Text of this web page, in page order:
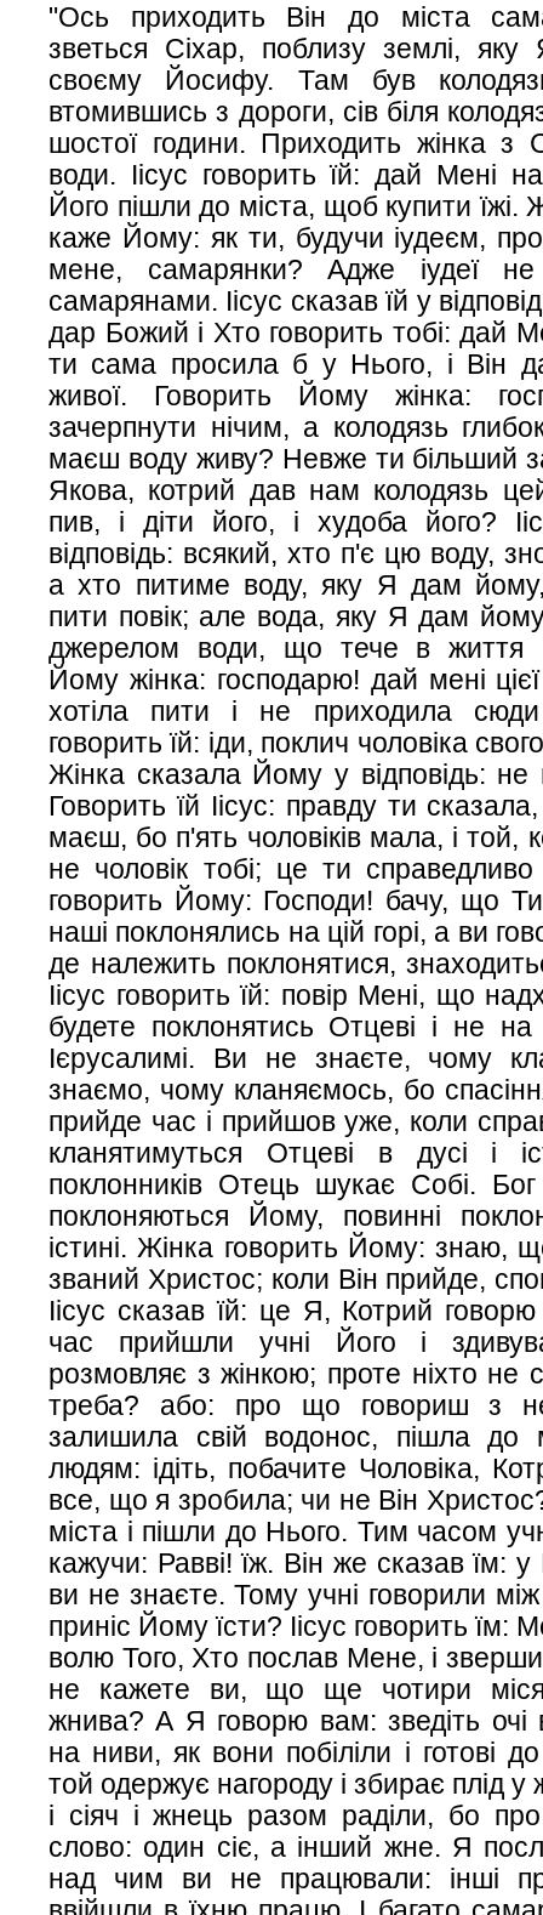
"Ось приходить Він до міста
зветься Сіхар, поблизу землі, яку
своєму Йосифу. Там був
втомившись з дороги, сів біля
шостої години. Приходить жінка з
води. Іісус говорить їй: дай Мені
Його пішли до міста, щоб купити їжі.
каже Йому: як ти, будучи іудеєм,
мене, самарянки? Адже іудеї не
самарянами. Іісус сказав їй у
дар Божий і Хто говорить тобі: дай
ти сама просила б у Нього, і Він
живої. Говорить Йому жінка:
зачерпнути нічим, а колодязь
маєш воду живу? Невже ти більший
Якова, котрий дав нам колодязь
пив, і діти його, і худоба його?
відповідь: всякий, хто п'є цю воду,
а хто питиме воду, яку Я дам
пити повік; але вода, яку Я дам
джерелом води, що тече в життя
Йому жінка: господарю! дай мені
хотіла пити і не приходила сюди
говорить їй: іди, поклич чоловіка
Жінка сказала Йому у відповідь:
Говорить їй Іісус: правду ти
маєш, бо п'ять чоловіків мала, і той,
не чоловік тобі; це ти
говорить Йому: Господи! бачу, що
наші поклонялись на цій горі, а ви
де належить поклонятися,
Іісус говорить їй: повір Мені, що
будете поклонятись Отцеві і не на
Ієрусалимі. Ви не знаєте, чому
знаємо, чому кланяємось, бо
прийде час і прийшов уже, коли
кланятимуться Отцеві в дусі і
поклонників Отець шукає Собі.
поклоняються Йому, повинні
істині. Жінка говорить Йому: знаю,
званий Христос; коли Він прийде,
Іісус сказав їй: це Я, Котрий
час прийшли учні Його і
розмовляє з жінкою; проте ніхто не
треба? або: про що говориш з
залишила свій водонос, пішла до
людям: ідіть, побачите Чоловіка,
все, що я зробила; чи не Він
міста і пішли до Нього. Тим часом
кажучи: Равві! їж. Він же сказав їм:
ви не знаєте. Тому учні говорили
приніс Йому їсти? Іісус говорить їм:
волю Того, Хто послав Мене, і
не кажете ви, що ще чотири
жнива? А Я говорю вам: зведіть очі
на ниви, як вони побіліли і готові
той одержує нагороду і збирає плід у
і сіяч і жнець разом раділи, бо
слово: один сіє, а інший жне. Я
над чим ви не працювали: інші